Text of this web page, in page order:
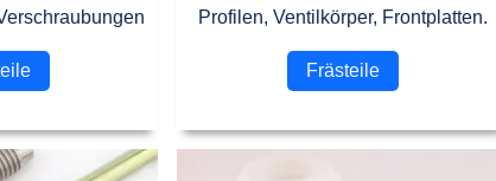
Profilen, Ventilkörper, Frontplatten.
Frästeile